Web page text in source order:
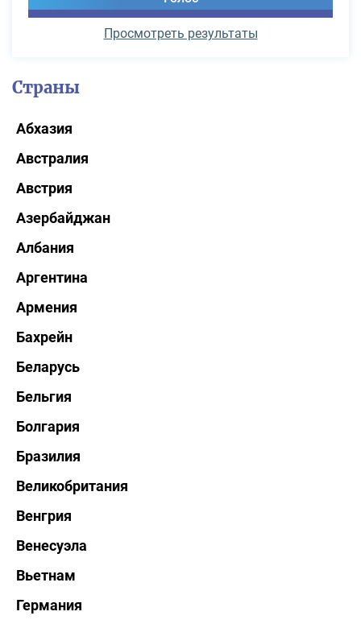
Просмотреть результаты
Страны
Абхазия
Австралия
Австрия
Азербайджан
Албания
Аргентина
Армения
Бахрейн
Беларусь
Бельгия
Болгария
Бразилия
Великобритания
Венгрия
Венесуэла
Вьетнам
Германия